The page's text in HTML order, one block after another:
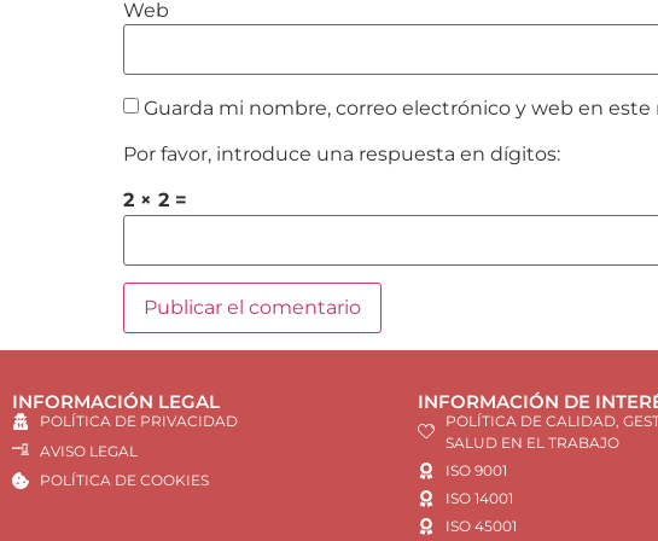
Web
Guarda mi nombre, correo electrónico y web en
Por favor, introduce una respuesta en dígitos:
2 × 2 =
INFORMACIÓN LEGAL
POLÍTICA DE PRIVACIDAD
AVISO LEGAL
POLÍTICA DE COOKIES
INFORMACIÓN DE
POLÍTICA DE CALIDAD,
SALUD EN EL TRABAJO
ISO 9001
ISO 14001
ISO 45001